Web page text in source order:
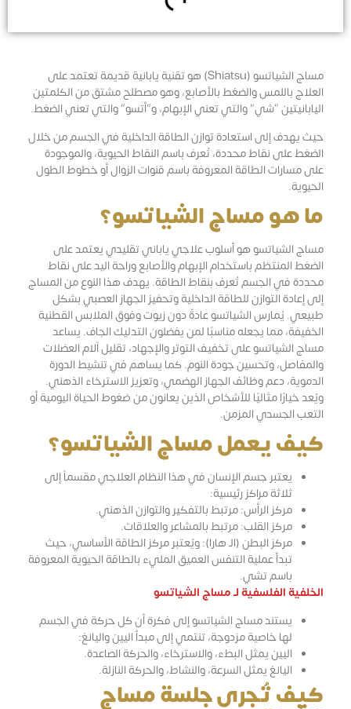
مساج الشياتسو (Shiatsu) هو تقنية يابانية قديمة تعتمد على
العلاج باللمس والضغط بالأصابع، وهو مصطلح مشتق من الكلمتين
اليابانيتين “شي” والتي تعني الإبهام، و”أتسو” والتي تعني الضغط.
حيث يهدف إلى استعادة توازن الطاقة الداخلية في الجسم من خلال
الضغط على نقاط محددة، تُعرف باسم النقاط الحيوية، والموجودة
على مسارات الطاقة المعروفة باسم قنوات الزوال أو خطوط الطول
الحيوية.
ما هو مساج الشياتسو؟
مساج الشياتسو هو أسلوب علاجي ياباني تقليدي يعتمد على
الضغط المنتظم باستخدام الإبهام والأصابع وراحة اليد على نقاط
محددة في الجسم تُعرف بنقاط الطاقة. يهدف هذا النوع من المساج
إلى إعادة التوازن للطاقة الداخلية وتحفيز الجهاز العصبي بشكل
طبيعي. يُمارس الشياتسو عادةً دون زيوت وفوق الملابس القطنية
الخفيفة، مما يجعله مناسبًا لمن يفضلون التدليك الجاف. يساعد
مساج الشياتسو على تخفيف التوتر والإجهاد، تقليل آلام العضلات
والمفاصل، وتحسين جودة النوم. كما يساهم في تنشيط الدورة
الدموية، دعم وظائف الجهاز الهضمي، وتعزيز الاسترخاء الذهني.
ويُعد خيارًا مثاليًا للأشخاص الذين يعانون من ضغوط الحياة اليومية أو
التعب الجسدي المزمن.
كيف يعمل مساج الشياتسو؟
يعتبر جسم الإنسان في هذا النظام العلاجي مقسماً إلى
ثلاثة مراكز رئيسية:
مركز الرأس: مرتبط بالتفكير والتوازن الذهني.
مركز القلب: مرتبط بالمشاعر والعلاقات.
مركز البطن (الـ هارا): ويُعتبر مركز الطاقة الأساسي، حيث
تبدأ عملية التنفس العميق المليء بالطاقة الحيوية المعروفة
باسم تشي.
الخلفية الفلسفية لـ مساج الشياتسو
يستند مساج الشياتسو إلى فكرة أن كل حركة في الجسم
لها خاصية مزدوجة، تنتمي إلى مبدأ اليين واليانغ:
اليين يمثل البطء، والاسترخاء، والحركة الصاعدة.
اليانغ يمثل السرعة، والنشاط، والحركة النازلة.
كيف تُجرى جلسة مساج